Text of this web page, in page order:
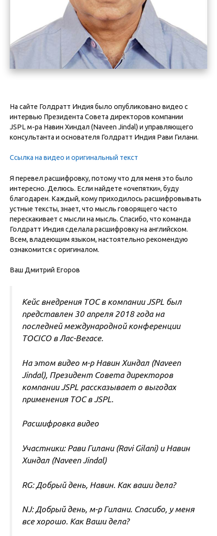
На сайте Голдратт Индия было опубликовано видео с
интервью Президента Совета директоров компании
JSPL м-ра Навин Хиндал (Naveen Jindal) и управляющего
консультанта и основателя Голдратт Индия Рави Гилани.
Ссылка на видео и оригинальный текст
Я перевел расшифровку, потому что для меня это было
интересно. Делюсь. Если найдете «очепятки», буду
благодарен. Каждый, кому приходилось расшифровывать
устные тексты, знает, что мысль говорящего часто
перескакивает с мысли на мысль. Спасибо, что команда
Голдратт Индия сделала расшифровку на английском.
Всем, владеющим языком, настоятельно рекомендую
ознакомится с оригиналом.
Ваш Дмитрий Егоров
Кейс внедрения ТОС в компании JSPL был
представлен 30 апреля 2018 года на
последней международной конференции
TOCICO в Лас-Вегасе.
На этом видео м-р Навин Хиндал (Naveen
Jindal), Президент Совета директоров
компании JSPL рассказывает о выгодах
применения ТОС в JSPL.
Расшифровка видео
Участники: Рави Гилани (Ravi Gilani) и Навин
Хиндал (Naveen Jindal)
RG: Добрый день, Навин. Как ваши дела?
NJ: Добрый день, м-р Гилани. Спасибо, у меня
все хорошо. Как Ваши дела?